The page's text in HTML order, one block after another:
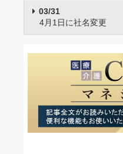
03/31
4月1日に社名変更